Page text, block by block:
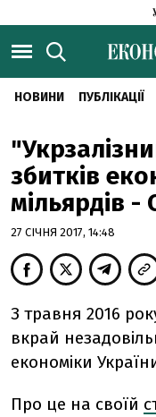
НОВИНИ ПУБЛІКАЦІЇ
збитків
мільярдів -
27 СІЧНЯ 2017, 14:48
З травня 2016
вкрай
економіки
Про це на своїй